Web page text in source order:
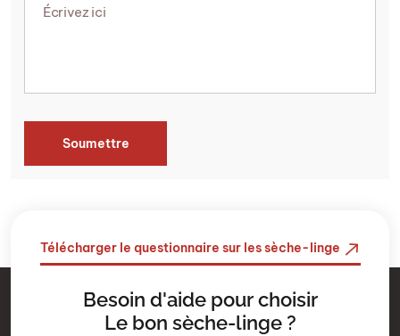
Télécharger le questionnaire sur les sèche-linge
Besoin d'aide pour choisir
Le bon sèche-linge ?